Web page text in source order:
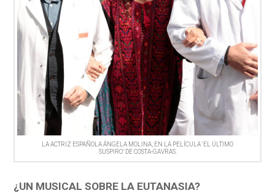
LA ACTRIZ ESPAÑOLA ÁNGELA MOLINA, EN LA PELÍCULA ‘EL ÚLTIMO
SUSPIRO’ DE COSTA-GAVRAS.
¿UN MUSICAL SOBRE LA EUTANASIA?